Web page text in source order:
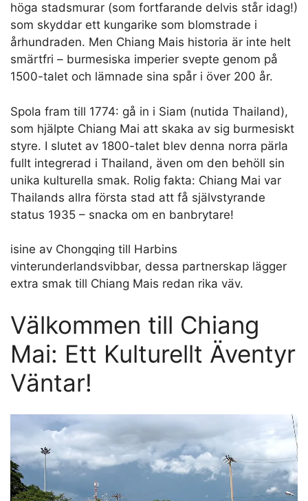
höga stadsmurar (som fortfarande delvis står idag!)
som skyddar ett kungarike som blomstrade i
århundraden. Men Chiang Mais historia är inte helt
smärtfri – burmesiska imperier svepte genom på
1500-talet och lämnade sina spår i över 200 år.
Spola fram till 1774: gå in i Siam (nutida Thailand),
som hjälpte Chiang Mai att skaka av sig burmesiskt
styre. I slutet av 1800-talet blev denna norra pärla
fullt integrerad i Thailand, även om den behöll sin
unika kulturella smak. Rolig fakta: Chiang Mai var
Thailands allra första stad att få självstyrande
status 1935 – snacka om en banbrytare!
isine av Chongqing till Harbins
vinterunderlandsvibbar, dessa partnerskap lägger
extra smak till Chiang Mais redan rika väv.
Välkommen till Chiang
Mai: Ett Kulturellt Äventyr
Väntar!